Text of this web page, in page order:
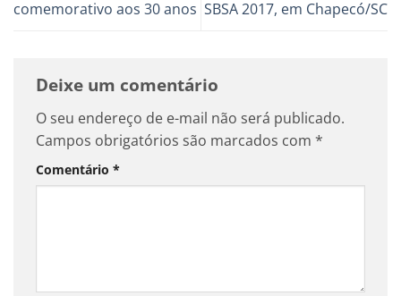
comemorativo aos 30 anos SBSA 2017, em Chapecó/SC
Deixe um comentário
O seu endereço de e-mail não será publicado.
Campos obrigatórios são marcados com *
Comentário *